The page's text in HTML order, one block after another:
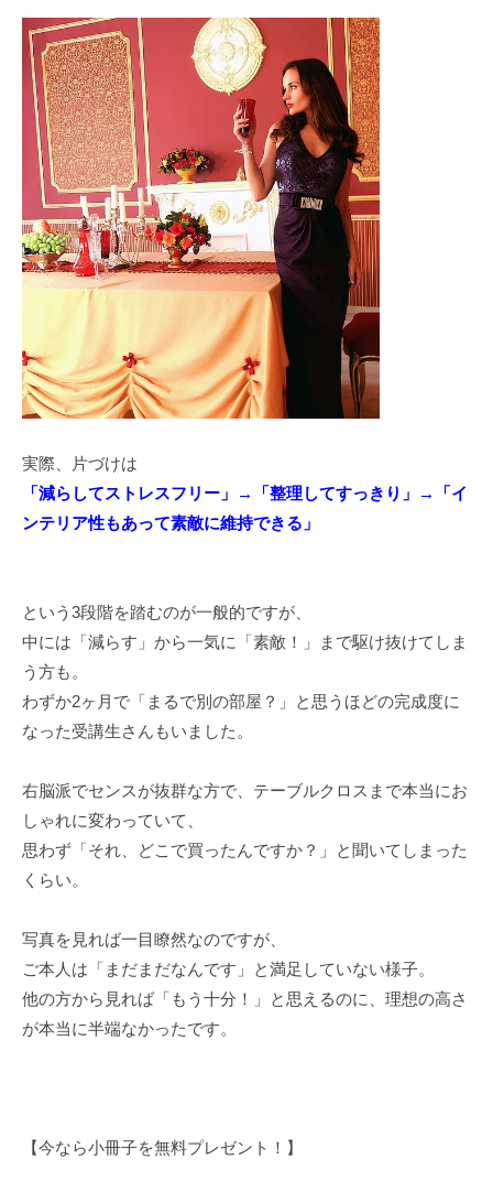
実際、片づけは
「減らしてストレスフリー」→「整理してすっきり」→「イ
ンテリア性もあって素敵に維持できる」
という3段階を踏むのが一般的ですが、
中には「減らす」から一気に「素敵！」まで駆け抜けてしま
う方も。
わずか2ヶ月で「まるで別の部屋？」と思うほどの完成度に
なった受講生さんもいました。
右脳派でセンスが抜群な方で、テーブルクロスまで本当にお
しゃれに変わっていて、
思わず「それ、どこで買ったんですか？」と聞いてしまった
くらい。
写真を見れば一目瞭然なのですが、
ご本人は「まだまだなんです」と満足していない様子。
他の方から見れば「もう十分！」と思えるのに、理想の高さ
が本当に半端なかったです。
【今なら小冊子を無料プレゼント！】